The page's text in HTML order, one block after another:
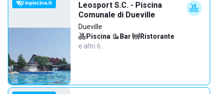
Leosport S.C. - Piscina
Comunale di Dueville
Dueville
Piscina· Bar· Ristorante·
e altri 6…